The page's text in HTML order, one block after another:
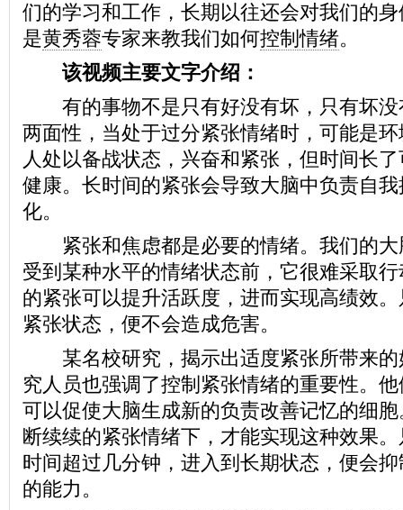
们的学习和工作，长期以往还会对我们的
是黄秀蓉专家来教我们如何控制情绪。
该视频主要文字介绍：
有的事物不是只有好没有坏，只有坏没
两面性，当处于过分紧张情绪时，可能是
人处以备战状态，兴奋和紧张，但时间长
健康。长时间的紧张会导致大脑中负责自
化。
紧张和焦虑都是必要的情绪。我们的大
受到某种水平的情绪状态前，它很难采取
的紧张可以提升活跃度，进而实现高绩效
紧张状态，便不会造成危害。
某名校研究，揭示出适度紧张所带来的
究人员也强调了控制紧张情绪的重要性。
可以促使大脑生成新的负责改善记忆的细
断续续的紧张情绪下，才能实现这种效果
时间超过几分钟，进入到长期状态，便会
的能力。